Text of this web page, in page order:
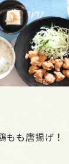
もも唐揚げ！